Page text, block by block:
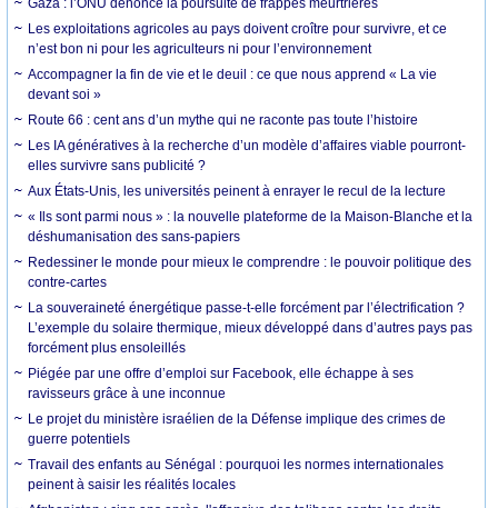
Gaza : l’ONU dénonce la poursuite de frappes meurtrières
Les exploitations agricoles au pays doivent croître pour survivre, et ce
n’est bon ni pour les agriculteurs ni pour l’environnement
Accompagner la fin de vie et le deuil : ce que nous apprend « La vie
devant soi »
Route 66 : cent ans d’un mythe qui ne raconte pas toute l’histoire
Les IA génératives à la recherche d’un modèle d’affaires viable pourront-
elles survivre sans publicité ?
Aux États-Unis, les universités peinent à enrayer le recul de la lecture
« Ils sont parmi nous » : la nouvelle plateforme de la Maison-Blanche et la
déshumanisation des sans-papiers
Redessiner le monde pour mieux le comprendre : le pouvoir politique des
contre-cartes
La souveraineté énergétique passe-t-elle forcément par l’électrification ?
L’exemple du solaire thermique, mieux développé dans d’autres pays pas
forcément plus ensoleillés
Piégée par une offre d’emploi sur Facebook, elle échappe à ses
ravisseurs grâce à une inconnue
Le projet du ministère israélien de la Défense implique des crimes de
guerre potentiels
Travail des enfants au Sénégal : pourquoi les normes internationales
peinent à saisir les réalités locales